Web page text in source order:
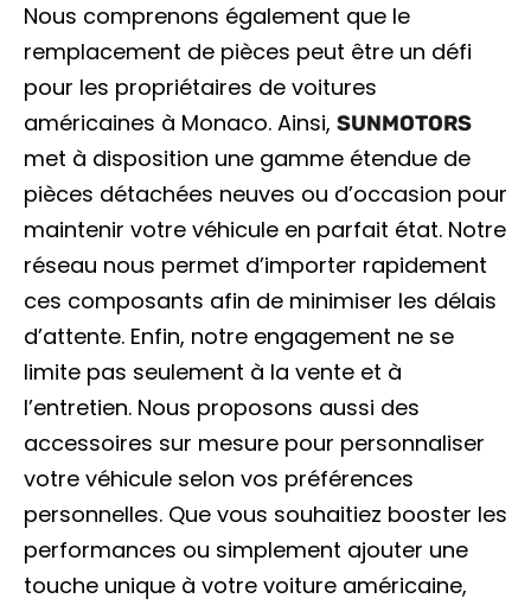
Nous comprenons également que le
remplacement de pièces peut être un défi
pour les propriétaires de voitures
américaines à Monaco. Ainsi, SUNMOTORS
met à disposition une gamme étendue de
pièces détachées neuves ou d’occasion pour
maintenir votre véhicule en parfait état. Notre
réseau nous permet d’importer rapidement
ces composants afin de minimiser les délais
d’attente. Enfin, notre engagement ne se
limite pas seulement à la vente et à
l’entretien. Nous proposons aussi des
accessoires sur mesure pour personnaliser
votre véhicule selon vos préférences
personnelles. Que vous souhaitiez booster les
performances ou simplement ajouter une
touche unique à votre voiture américaine,